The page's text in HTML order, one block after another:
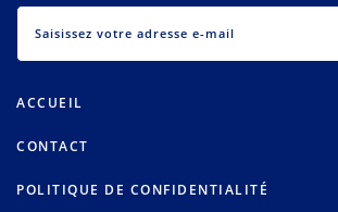
ACCUEIL
CONTACT
POLITIQUE DE CONFIDENTIALITÉ